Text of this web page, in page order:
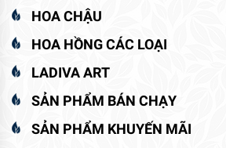
HOA CHẬU
HOA HỒNG CÁC LOẠI
LADIVA ART
SẢN PHẨM BÁN CHẠY
SẢN PHẨM KHUYẾN MÃI